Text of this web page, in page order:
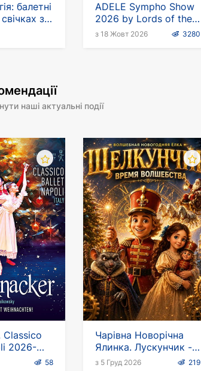
балетні
з
ADELE Sympho Show
2026 by Lords of the
Sound
з 18 Жовт 2026 3280
наші актуальні події
Classico
2026-
58
Чарівна Новорічна
Ялинка. Лускунчик -
Час Магії!
з 5 Груд 2026 219